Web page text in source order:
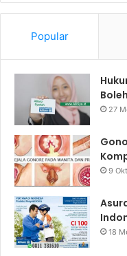
Popular
Boleh
27
9
18